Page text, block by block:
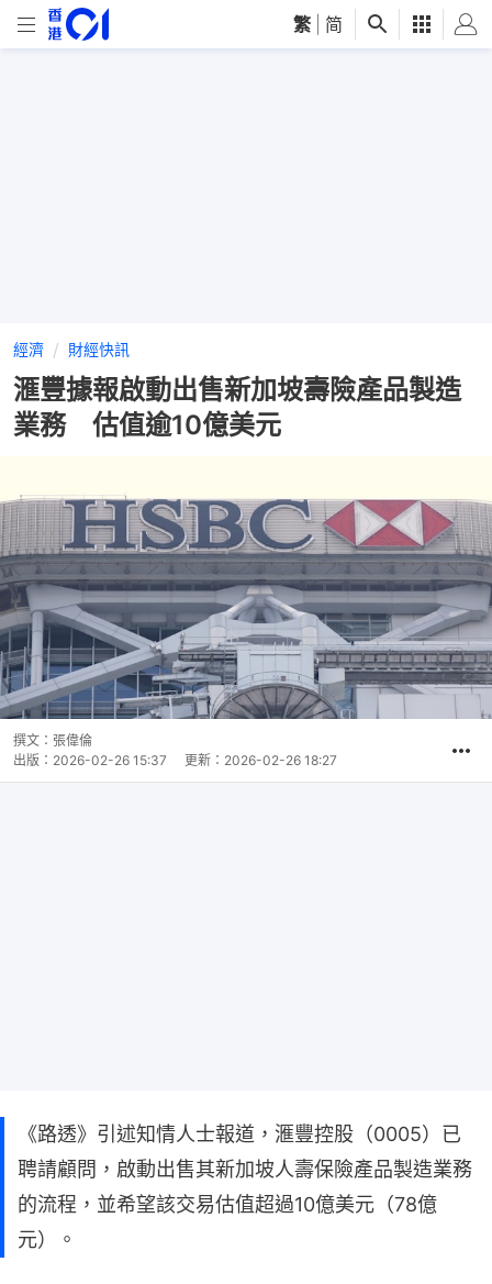
繁 简
經濟 財經快訊
滙豐據報啟動出售新加坡壽險產品製造
業務 估值逾10億美元
撰文： 張偉倫
出版： 2026-02-26 15:37 更新： 2026-02-26 18:27
《路透》引述知情人士報道，滙豐控股（0005）已
聘請顧問，啟動出售其新加坡人壽保險產品製造業務
的流程，並希望該交易估值超過10億美元（78億
元）。